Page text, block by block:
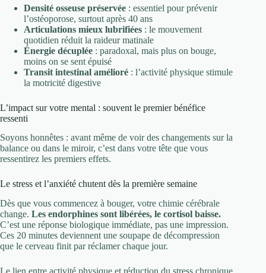
Densité osseuse préservée : essentiel pour prévenir
l’ostéoporose, surtout après 40 ans
Articulations mieux lubrifiées : le mouvement
quotidien réduit la raideur matinale
Énergie décuplée : paradoxal, mais plus on bouge,
moins on se sent épuisé
Transit intestinal amélioré : l’activité physique stimule
la motricité digestive
L’impact sur votre mental : souvent le premier bénéfice
ressenti
Soyons honnêtes : avant même de voir des changements sur la
balance ou dans le miroir, c’est dans votre tête que vous
ressentirez les premiers effets.
Le stress et l’anxiété chutent dès la première semaine
Dès que vous commencez à bouger, votre chimie cérébrale
change. Les endorphines sont libérées, le cortisol baisse.
C’est une réponse biologique immédiate, pas une impression.
Ces 20 minutes deviennent une soupape de décompression
que le cerveau finit par réclamer chaque jour.